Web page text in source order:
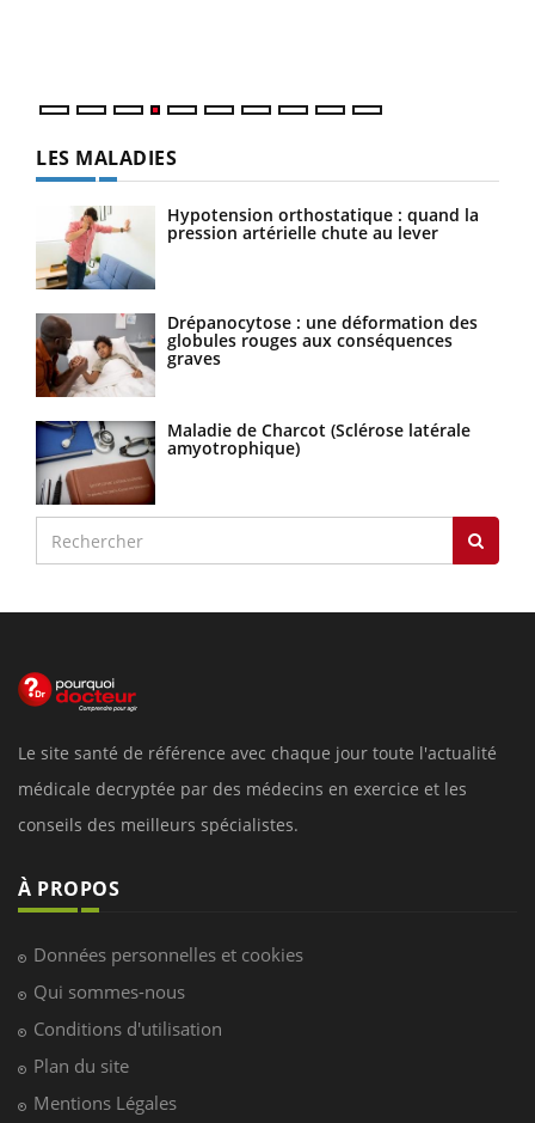
LES MALADIES
Hypotension orthostatique : quand la
pression artérielle chute au lever
Drépanocytose : une déformation des
globules rouges aux conséquences
graves
Maladie de Charcot (Sclérose latérale
amyotrophique)
Le site santé de référence avec chaque jour toute l'actualité
médicale decryptée par des médecins en exercice et les
conseils des meilleurs spécialistes.
À PROPOS
Données personnelles et cookies
Qui sommes-nous
Conditions d'utilisation
Plan du site
Mentions Légales